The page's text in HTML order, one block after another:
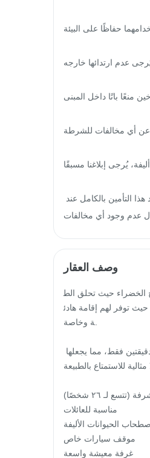
حفاظًا على البيئة.
عدم ارتدائها خارجه.
منعًا باتًا داخل المبنى.
عن أي مخالفات للشرطة.
يُرجى إبلاغنا مسبقًا.
وصف العقار
الخضراء حيث تحلق الط
حيث توفر لهم إقامة هادئ
ة وخاصة.
مثالية للاستمتاع بالطبيعة.
غرفة مطلة على الشرفة (تتسع لـ ٢٦ شخصًا)
مناسبة للعائلات
الحيوانات الأليفة
موقف سيارات خاص
غرفة معيشة واسعة